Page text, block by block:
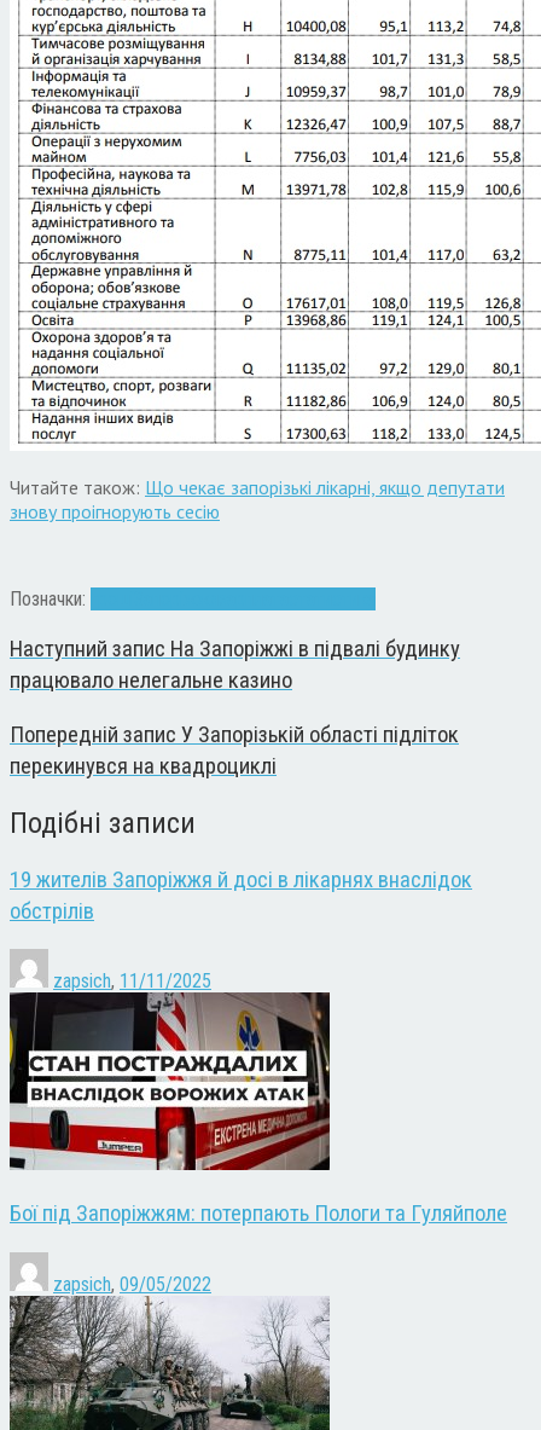
Читайте також: Що чекає запорізькі лікарні, якщо депутати
знову проігнорують сесію
Позначки:
Наступний запис На Запоріжжі в підвалі будинку
працювало нелегальне казино
Попередній запис У Запорізькій області підліток
перекинувся на квадроциклі
Подібні записи
19 жителів Запоріжжя й досі в лікарнях внаслідок
обстрілів
zapsich, 11/11/2025
Бої під Запоріжжям: потерпають Пологи та Гуляйполе
zapsich, 09/05/2022